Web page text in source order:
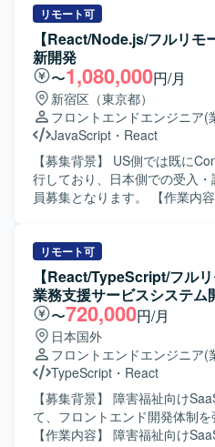
【開発環境】 React.js、
を用いたWEBシステム開発環境
リモート可
【React/Node.js/フルリ
新開発
〜1,080,000円/月
新宿区（東京都）
フロントエンドエンジニア(
JavaScript ・ React
【募集背景】 US側では既に
行しており、日本側での受入
員募集となります。 【作業内容】 グローバル展開している
CMS（Contentful）へ統一す
ます。 日本側HQとしてUSチ
事業部との調整およびReact/
ご担当いただきます。 既存
ンの移行対応や、プラットフォ
リデザイン対応の検討・実装も
ントエンドサポートやAPI構築
備、Goliveに向けた対応などを
す。 【求める人物像】 英語で主体的にコミュニケーション
が取れる方を求めております。
あり、仕様調整や課題整理を
リモート可
【React/TypeScript/フル
業務支援サービスシステム
〜720,000円/月
日本国外
フロントエンドエンジニア(
TypeScript ・ React
【募集背景】 障害福祉向け
て、フロントエンド開発体制を
【作業内容】 障害福祉向け